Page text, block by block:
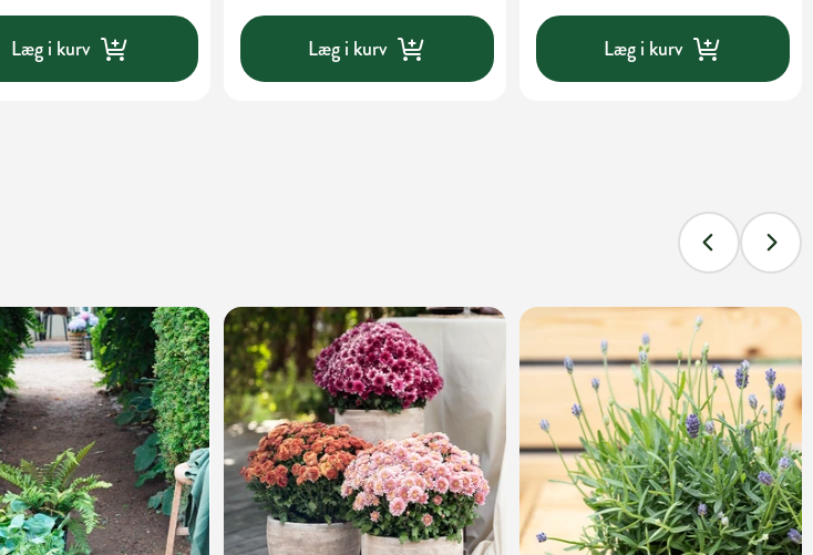
Læg i kurv Læg i kurv Læg i kurv